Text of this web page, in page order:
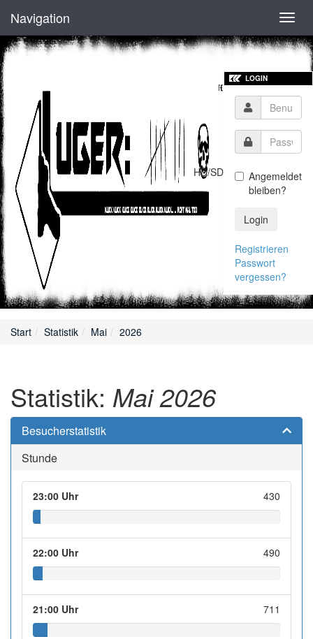
Navigation
HD/SD
LOGIN
Angemeldet
bleiben?
Login
Registrieren
Passwort
vergessen?
Start Statistik Mai 2026
Statistik: Mai 2026
Besucherstatistik
Stunde
23:00 Uhr 430
22:00 Uhr 490
21:00 Uhr 711